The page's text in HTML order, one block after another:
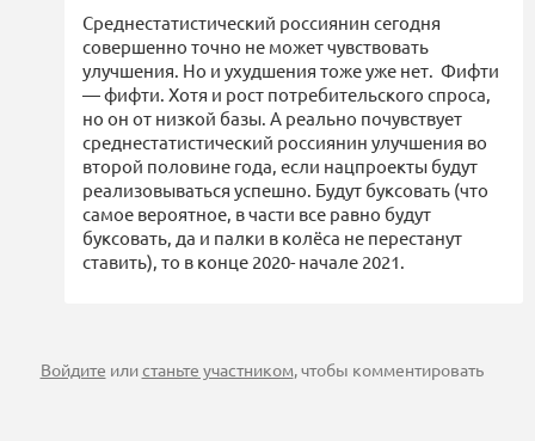
Среднестатистический россиянин сегодня
совершенно точно не может чувствовать
улучшения. Но и ухудшения тоже уже нет. Фифти
— фифти. Хотя и рост потребительского спроса,
но он от низкой базы. А реально почувствует
среднестатистический россиянин улучшения во
второй половине года, если нацпроекты будут
реализовываться успешно. Будут буксовать (что
самое вероятное, в части все равно будут
буксовать, да и палки в колёса не перестанут
ставить), то в конце 2020- начале 2021.
Войдите илистаньте участником, чтобы комментировать